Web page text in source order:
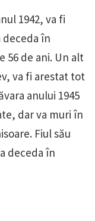
1942, va fi
deceda în
56 de ani. Un alt
va fi arestat tot
anului 1945
dar va muri în
Fiul său
deceda în